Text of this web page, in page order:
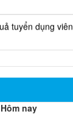
tuyển dụng viên
Hôm nay